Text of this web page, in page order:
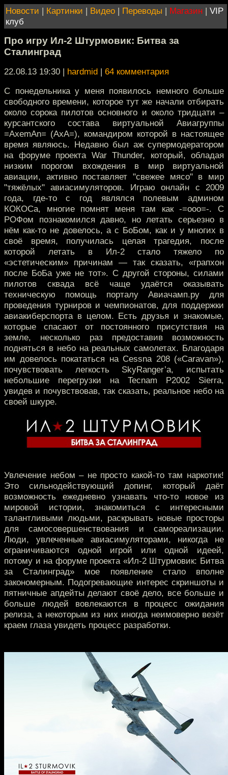
Новости | Картинки | Видео | Переводы | Магазин | VIP
клуб
Про игру Ил-2 Штурмовик: Битва за
Сталинград
22.08.13 19:30 | hardmid | 64 комментария
С понедельника у меня появилось немного больше
свободного времени, которое тут же начали отбирать
около сорока пилотов основного и около тридцати –
курсантского состава виртуальной Авиагруппы
=AxemAn= (AxA=), командиром которой в настоящее
время являюсь. Недавно был аж супермодератором
на форуме проекта War Thunder, который, обладая
низким порогом вхождения в мир виртуальной
авиации, активно поставляет "свежее мясо" в мир
"тяжёлых" авиасимуляторов. Играю онлайн с 2009
года, где-то с год являлся полевым админом
КОКОСа, многие помнят меня там как -=ooo=-. С
РОФом познакомился давно, но летать серьезно в
нём как-то не довелось, а с БоБом, как и у многих в
своё время, получилась целая трагедия, после
которой летать в Ил-2 стало тяжело по
«эстетическим» причинам — так сказать, «грапхон
после БоБа уже не тот». С другой стороны, силами
пилотов сквада всё чаще удаётся оказывать
техническую помощь порталу Авиачамп.ру для
проведения турниров и чемпионатов, для поддержки
авиакиберспорта в целом. Есть друзья и знакомые,
которые спасают от постоянного присутствия на
земле, несколько раз предоставив возможность
подняться в небо на реальных самолетах. Благодаря
им довелось покататься на Cessna 208 («Caravan»),
почувствовать легкость SkyRanger’а, испытать
небольшие перегрузки на Tecnam P2002 Sierra,
увидев и почувствовав, так сказать, реальное небо на
своей шкуре.
Увлечение небом – не просто какой-то там наркотик!
Это сильнодействующий допинг, который даёт
возможность ежедневно узнавать что-то новое из
мировой истории, знакомиться с интересными
талантливыми людьми, раскрывать новые просторы
для самосовершенствования и самореализации.
Люди, увлеченные авиасимуляторами, никогда не
ограничиваются одной игрой или одной идеей,
потому и на форуме проекта «Ил-2 Штурмовик: Битва
за Сталинград» мое появление стало вполне
закономерным. Подогревающие интерес скриншоты и
пятничные апдейты делают своё дело, все больше и
больше людей вовлекаются в процесс ожидания
релиза, а некоторым из них иногда неимоверно везёт
краем глаза увидеть процесс разработки.